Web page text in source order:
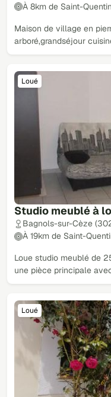
À 8km de Saint-
Maison de village en
arboré,grandséjour
Studio meublé à
Loué
Bagnols-sur-Cèze
À 19km de Saint-
Loue studio meublé de
une pièce principale
Loué